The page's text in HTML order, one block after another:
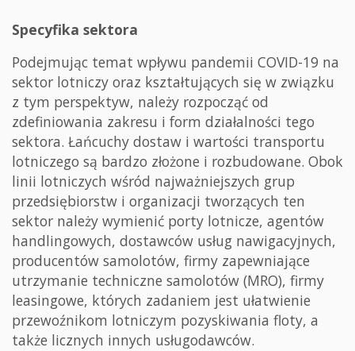
Specyfika sektora
Podejmując temat wpływu pandemii COVID-19 na
sektor lotniczy oraz kształtujących się w związku
z tym perspektyw, należy rozpocząć od
zdefiniowania zakresu i form działalności tego
sektora. Łańcuchy dostaw i wartości transportu
lotniczego są bardzo złożone i rozbudowane. Obok
linii lotniczych wśród najważniejszych grup
przedsiębiorstw i organizacji tworzących ten
sektor należy wymienić porty lotnicze, agentów
handlingowych, dostawców usług nawigacyjnych,
producentów samolotów, firmy zapewniające
utrzymanie techniczne samolotów (MRO), firmy
leasingowe, których zadaniem jest ułatwienie
przewoźnikom lotniczym pozyskiwania floty, a
także licznych innych usługodawców.